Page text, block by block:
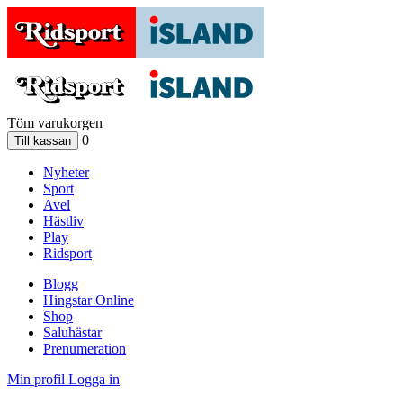
Töm varukorgen
0
Nyheter
Sport
Avel
Hästliv
Play
Ridsport
Blogg
Hingstar Online
Shop
Saluhästar
Prenumeration
Min profil Logga in